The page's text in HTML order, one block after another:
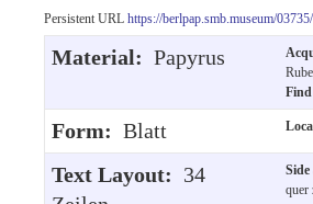
Persistent URL https://berlpap.smb.museum/03735/
Material: Papyrus
Form: Blatt
Text Layout: 34
quer